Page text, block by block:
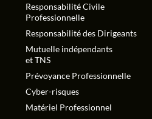
Responsabilité Civile
Professionnelle
Responsabilité des Dirigeants
Mutuelle indépendants
et TNS
Prévoyance Professionnelle
Cyber-risques
Matériel Professionnel